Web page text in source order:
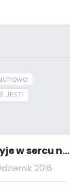
JEST!
w sercu na
wszystkie
...
2016